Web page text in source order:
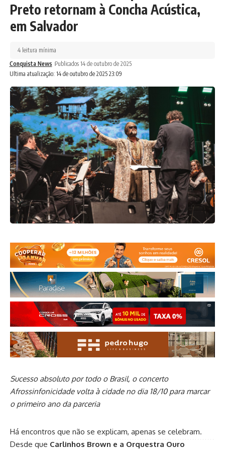
Preto retornam à Concha Acústica,
em Salvador
Ultima atualização: 14 de outubro de 2025 23:09
Conquista News Publicados 14 de outubro de 2025
4 leitura mínima
Sucesso absoluto por todo o Brasil, o concerto
Afrossinfonicidade volta à cidade no dia 18/10 para marcar
o primeiro ano da parceria
Há encontros que não se explicam, apenas se celebram.
Desde que Carlinhos Brown e a Orquestra Ouro